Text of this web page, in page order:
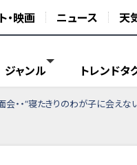
・映画 ニュース 天
ジャンル トレンドタ
会・・“寝たきりのわが子に会え